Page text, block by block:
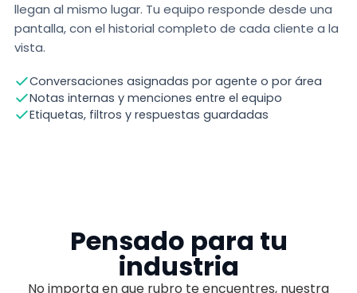
llegan al mismo lugar. Tu equipo responde desde una
pantalla, con el historial completo de cada cliente a la
vista.
Conversaciones asignadas por agente o por área
Notas internas y menciones entre el equipo
Etiquetas, filtros y respuestas guardadas
Pensado para tu
industria
No importa en que rubro te encuentres, nuestra